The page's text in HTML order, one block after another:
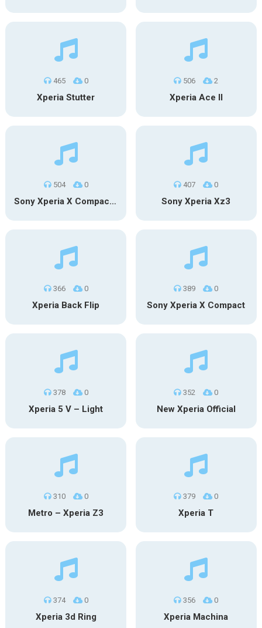
465 0
Xperia Stutter
506 2
Xperia Ace II
504 0
Sony Xperia X Compact – Synth
407 0
Sony Xperia Xz3
366 0
Xperia Back Flip
389 0
Sony Xperia X Compact
378 0
Xperia 5 V – Light
352 0
New Xperia Official
310 0
Metro – Xperia Z3
379 0
Xperia T
374 0
Xperia 3d Ring
356 0
Xperia Machina